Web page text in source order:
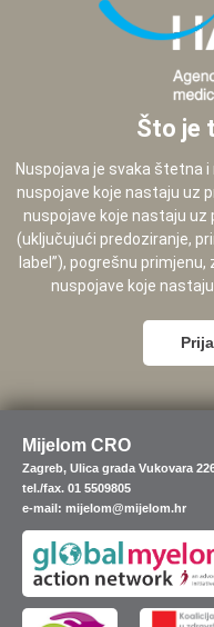
Što je
Nuspojava je svaka štetna
nuspojave koje nastaju uz
nuspojave koje nastaju uz
(uključujući predoziranje,
label”), pogrešnu
nuspojave koje
Mijelom CRO
Zagreb, Ulica grada Vukovara
tel./fax. 01 5509805
e-mail: mijelom@mijelom.hr